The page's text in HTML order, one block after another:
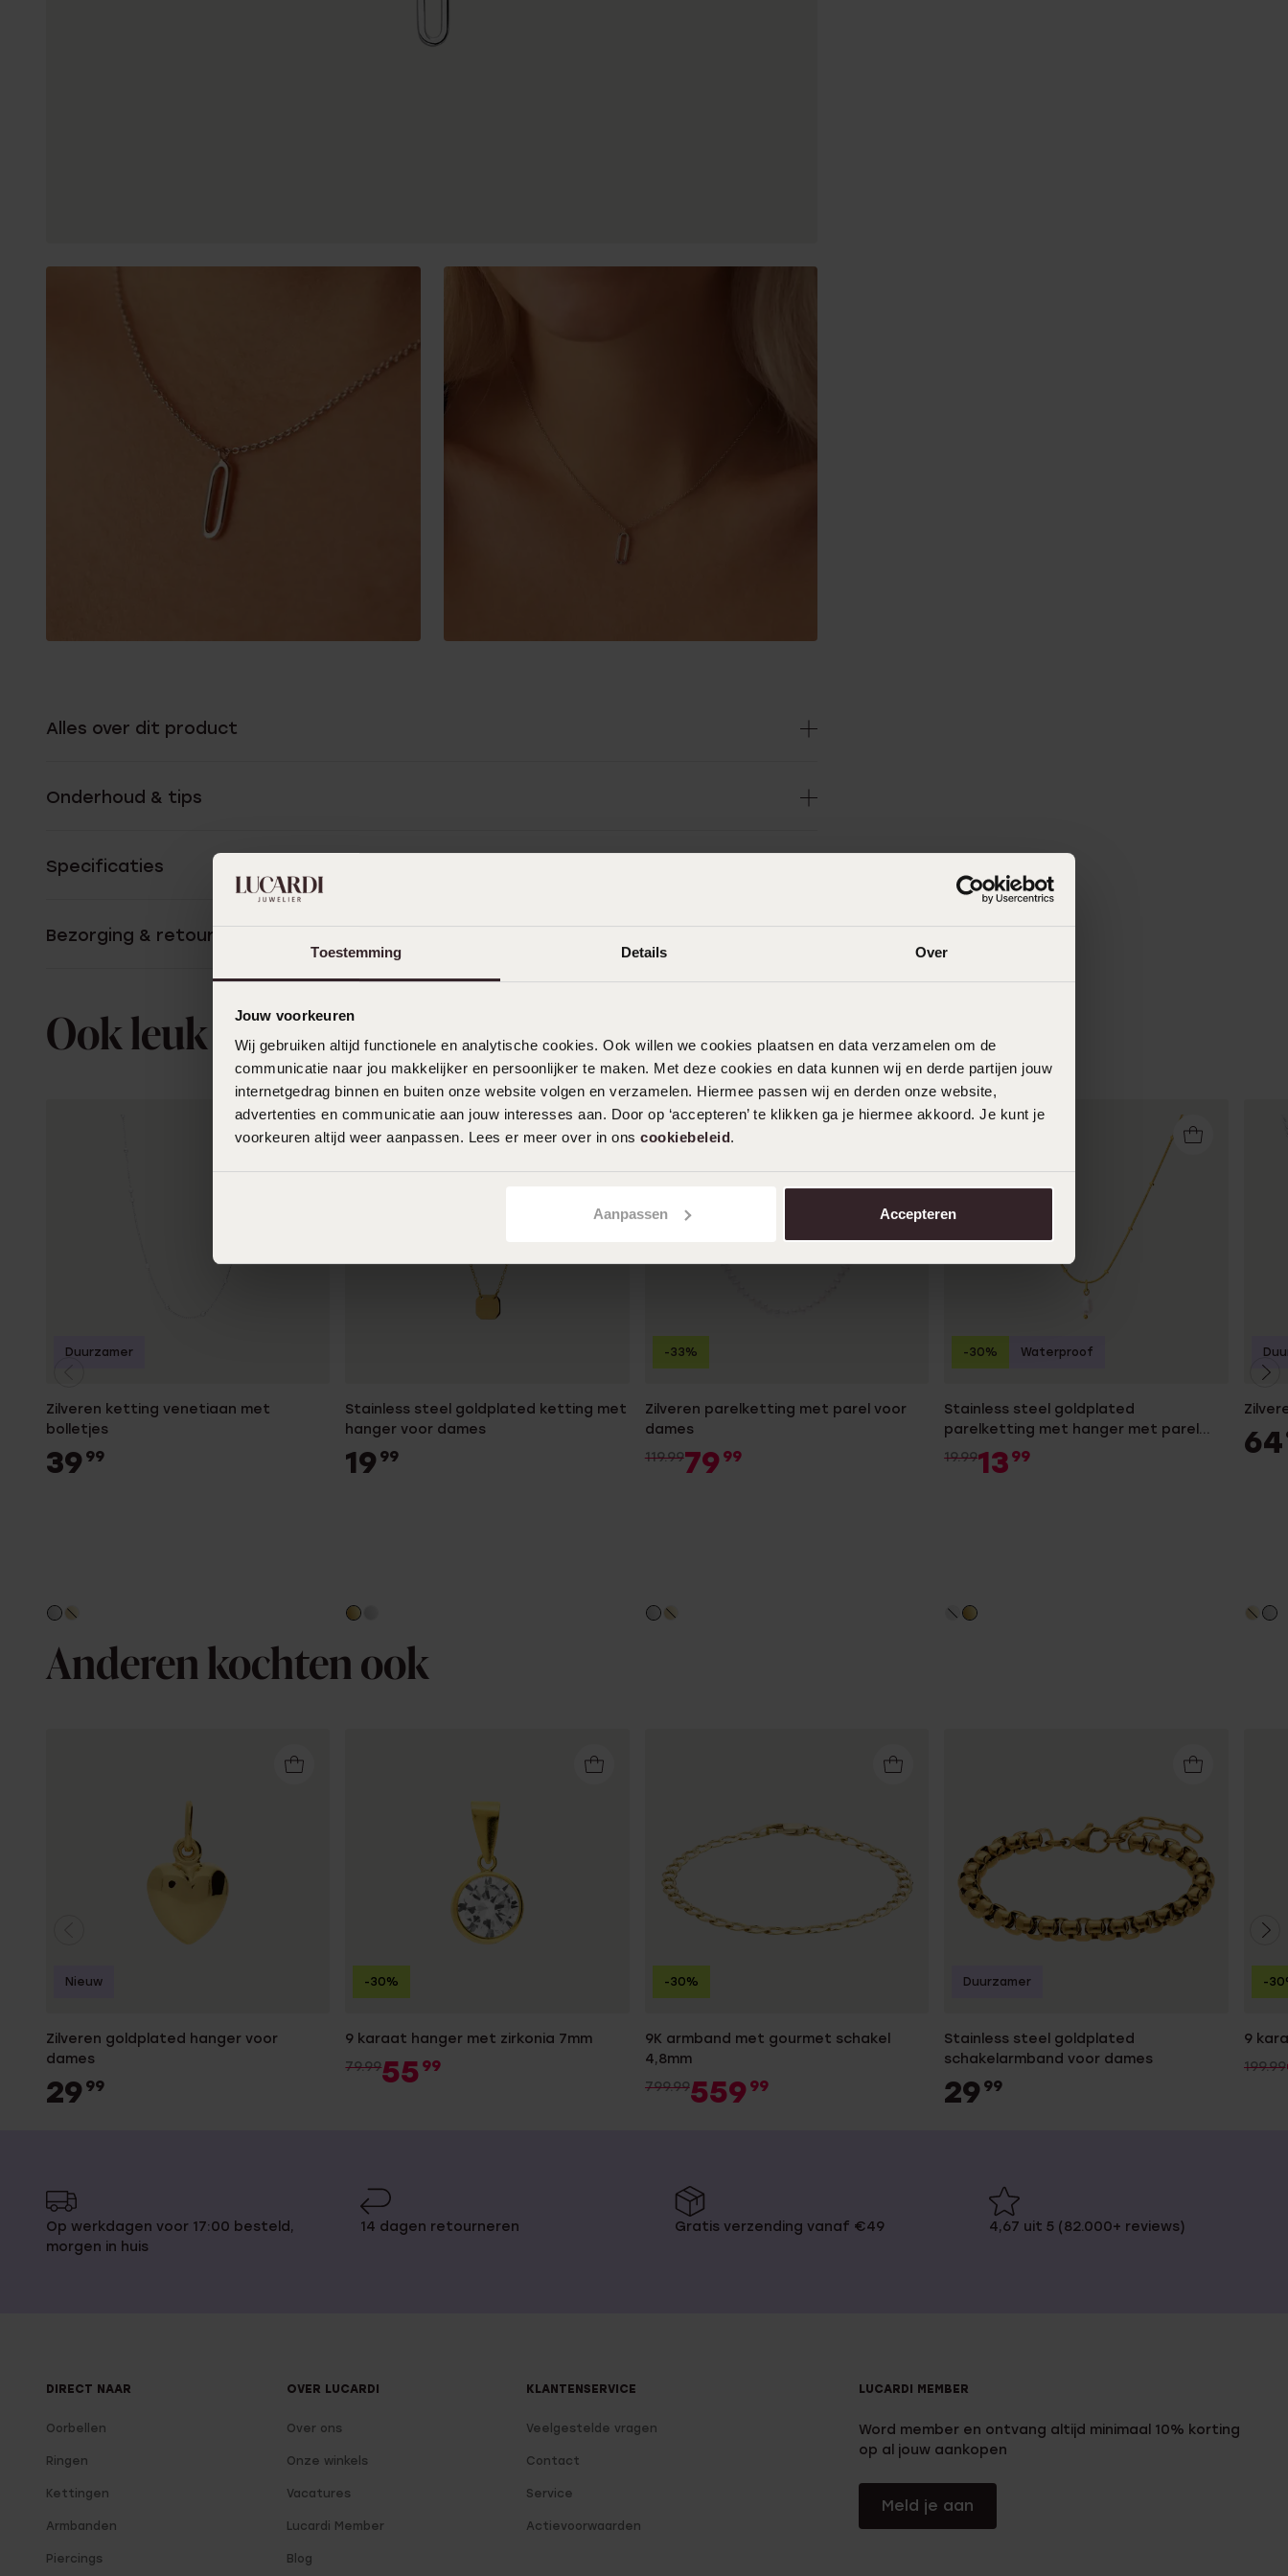
Toestemming Details Over
Jouw voorkeuren
Wij gebruiken altijd functionele en analytische cookies. Ook willen we cookies plaatsen en data verzamelen om de
communicatie naar jou makkelijker en persoonlijker te maken. Met deze cookies en data kunnen wij en derde partijen jouw
internetgedrag binnen en buiten onze website volgen en verzamelen. Hiermee passen wij en derden onze website,
advertenties en communicatie aan jouw interesses aan. Door op ‘accepteren’ te klikken ga je hiermee akkoord. Je kunt je
voorkeuren altijd weer aanpassen. Lees er meer over in ons cookiebeleid.
Aanpassen Accepteren
Alles over dit product
Onderhoud & tips
Specificaties
Bezorging & retourneren
Ook leuk voor jou
Zilveren ketting venetiaan met
bolletjes
39 99
Duurzamer
Stainless steel goldplated ketting met
hanger voor dames
19 99
Zilveren parelketting met parel voor
dames
119.9979 99
-33%
Stainless steel goldplated
parelketting met hanger met parel
voor dames
19.9913 99
-30% Waterproof
64
Anderen kochten ook
Zilveren goldplated hanger voor
dames
29 99
Nieuw
9 karaat hanger met zirkonia 7mm
79.9955 99
-30%
9K armband met gourmet schakel
4,8mm
799.99559 99
-30%
Stainless steel goldplated
schakelarmband voor dames
29 99
Duurzamer
9
199.99
-
Op werkdagen voor 17:00 besteld,
morgen in huis
14 dagen retourneren Gratis verzending vanaf €49 4,67 uit 5 (82.000+ reviews)
DIRECT NAAR
Oorbellen
Ringen
Kettingen
Armbanden
Piercings
OVER LUCARDI
Over ons
Onze winkels
Vacatures
Lucardi Member
Blog
KLANTENSERVICE
Veelgestelde vragen
Contact
Service
Actievoorwaarden
LUCARDI MEMBER
Word member en ontvang altijd minimaal 10% korting
op al jouw aankopen
Meld je aan